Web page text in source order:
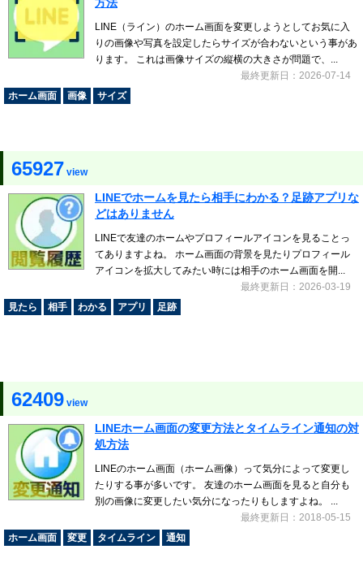
方法
LINE（ライン）のホーム画面を変更しようとしてお気に入
りの画像や写真を設定したらサイズが合わないという事があ
ります。 これは画像サイズの縦横の大きさが問題で、...
最終更新日：2026-07-14
ホーム画面
画像 サイズ
65927 view
LINEでホームを見たら相手にわかる？足跡アプリな
どはありません
LINEで友達のホームやプロフィールアイコンを見ることっ
てありますよね。 ホーム画面の背景を見たりプロフィール
アイコンを拡大してみたい時には相手のホーム画面を開...
最終更新日：2026-03-19
見たら
相手 わかる アプリ 足跡
62409 view
LINEホーム画面の変更方法とタイムライン通知の対
処方法
LINEのホーム画面（ホーム画像）って気分によって変更し
たりする事が多いです。 友達のホーム画面を見ると自分も
別の画像に変更したい気分になったりもしますよね。 ...
最終更新日：2018-05-15
ホーム画面
変更 タイムライン 通知